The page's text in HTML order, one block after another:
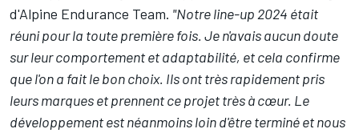
d'Alpine Endurance Team. "Notre line-up 2024 était
réuni pour la toute première fois. Je n'avais aucun doute
sur leur comportement et adaptabilité, et cela confirme
que l'on a fait le bon choix. Ils ont très rapidement pris
leurs marques et prennent ce projet très à cœur. Le
développement est néanmoins loin d'être terminé et nous